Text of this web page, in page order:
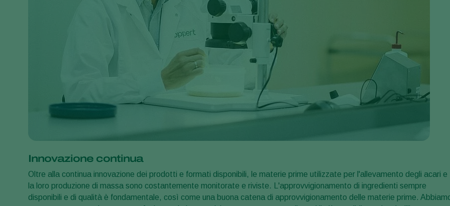
Innovazione continua
Oltre alla continua innovazione dei prodotti e formati disponibili, le materie prime utilizzate per l'allevamento degli acari e
la loro produzione di massa sono costantemente monitorate e riviste. L'approvvigionamento di ingredienti sempre
disponibili e di qualità è fondamentale, così come una buona catena di approvvigionamento delle materie prime.